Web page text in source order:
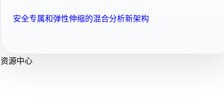
安全专属和弹性伸缩的混合分析新架构
资源中心